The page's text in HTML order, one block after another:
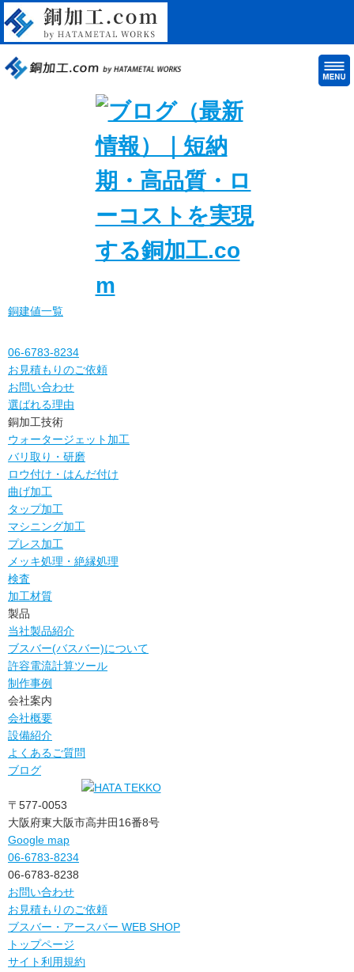
銅建値一覧
06-6783-8234
お見積もりのご依頼
お問い合わせ
選ばれる理由
銅加工技術
ウォータージェット加工
バリ取り・研磨
ロウ付け・はんだ付け
曲げ加工
タップ加工
マシニング加工
プレス加工
メッキ処理・絶縁処理
検査
加工材質
製品
当社製品紹介
ブスバー(バスバー)について
許容電流計算ツール
制作事例
会社案内
会社概要
設備紹介
よくあるご質問
ブログ
〒577-0053
大阪府東大阪市高井田16番8号
Google map
06-6783-8234
06-6783-8238
お問い合わせ
お見積もりのご依頼
ブスバー・アースバー WEB SHOP
トップページ
サイト利用規約